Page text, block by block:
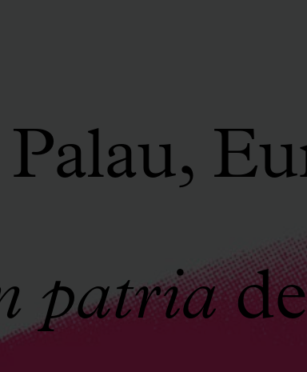
patriade